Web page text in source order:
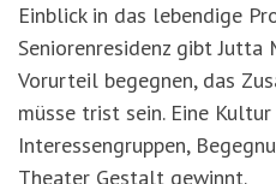
Einblick in das lebendige
Seniorenresidenz gibt Jutta
Vorurteil begegnen, das
müsse trist sein. Eine
Interessengruppen,
Theater Gestalt gewinnt.